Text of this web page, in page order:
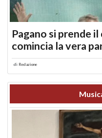
Pagano si prende
comincia la vera
di Redazione